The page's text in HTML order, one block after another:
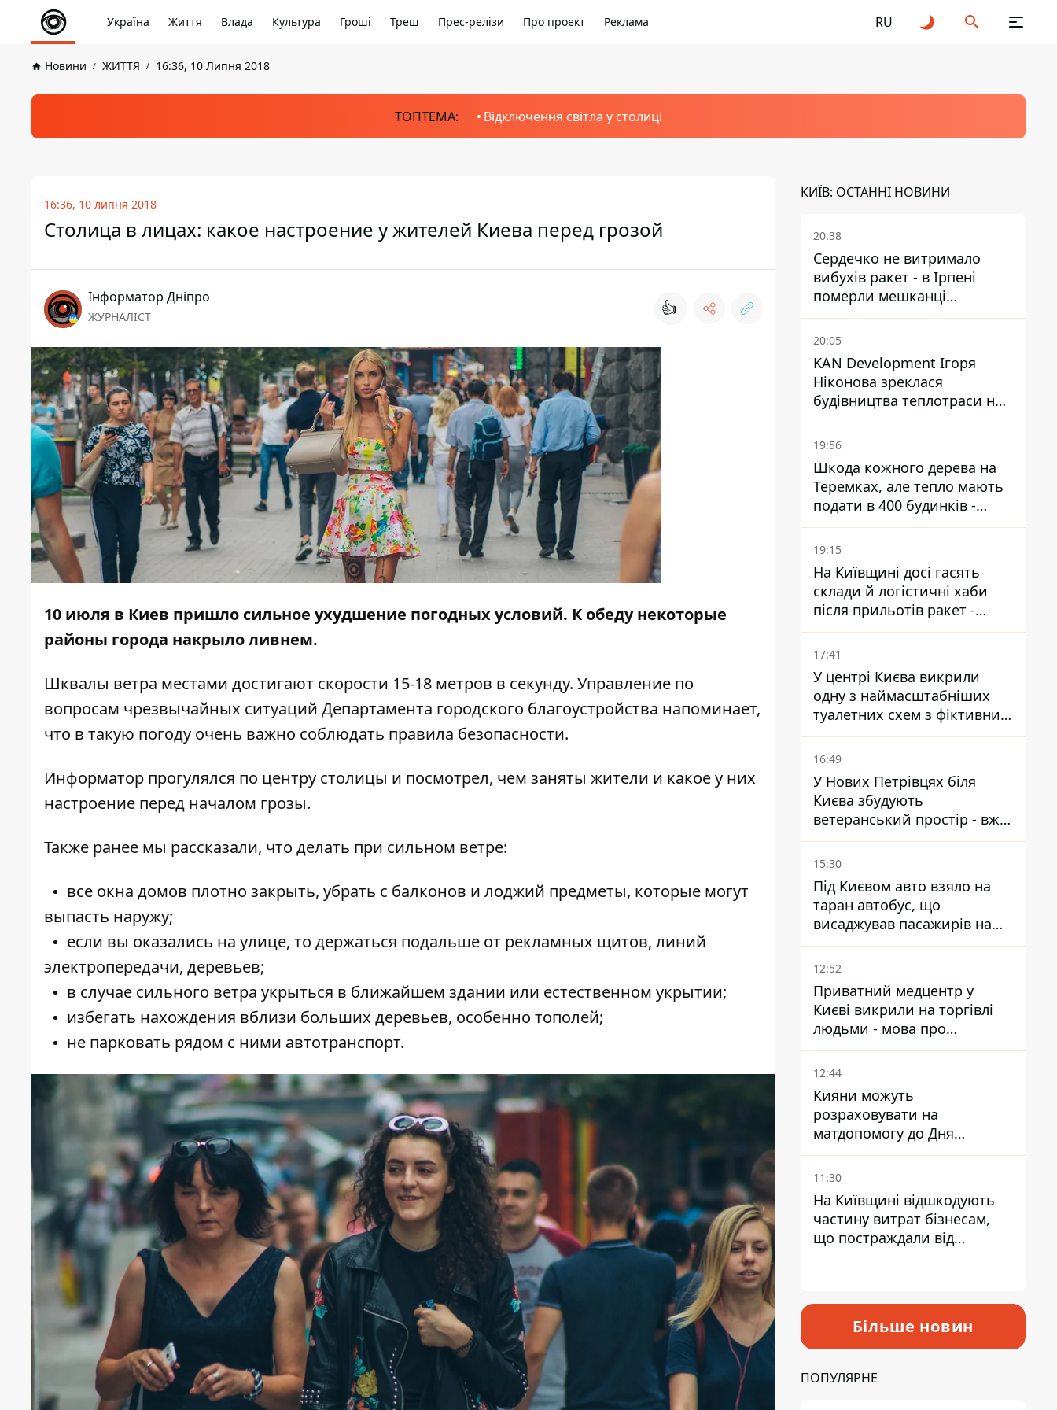
Україна Життя Влада Культура Гроші Треш Прес-релізи Про проект Реклама RU
Новини ЖИТТЯ 16:36, 10 Липня 2018
ТОПТЕМА: Відключення світла у столиці
16:36, 10 липня 2018
Столица в лицах: какое настроение у жителей Киева перед грозой
Інформатор Дніпро
ЖУРНАЛІСТ 👍
10 июля в Киев пришло сильное ухудшение погодных условий. К обеду некоторые
районы города накрыло ливнем.
Шквалы ветра местами достигают скорости 15-18 метров в секунду. Управление по
вопросам чрезвычайных ситуаций Департамента городского благоустройства напоминает,
что в такую погоду очень важно соблюдать правила безопасности.
Информатор прогулялся по центру столицы и посмотрел, чем заняты жители и какое у них
настроение перед началом грозы.
Также ранее мы рассказали, что делать при сильном ветре:
все окна домов плотно закрыть, убрать с балконов и лоджий предметы, которые могут
выпасть наружу;
если вы оказались на улице, то держаться подальше от рекламных щитов, линий
электропередачи, деревьев;
в случае сильного ветра укрыться в ближайшем здании или естественном укрытии;
избегать нахождения вблизи больших деревьев, особенно тополей;
не парковать рядом с ними автотранспорт.
КИЇВ: ОСТАННІ НОВИНИ
20:38
Сердечко не витримало
вибухів ракет - в Ірпені
померли мешканці
притулку для собак з
інвалідністю
20:05
KAN Development Ігоря
Ніконова зреклася
будівництва теплотраси на
Теремках
19:56
Шкода кожного дерева на
Теремках, але тепло мають
подати в 400 будинків -
депутатка Київради
19:15
На Київщині досі гасять
склади й логістичні хаби
після прильотів ракет -
ДСНС
17:41
У центрі Києва викрили
одну з наймасштабніших
туалетних схем з фіктивним
будинком
16:49
У Нових Петрівцях біля
Києва збудують
ветеранський простір - вже
знайшли проєктанта
15:30
Під Києвом авто взяло на
таран автобус, що
висаджував пасажирів на
зупинці - пасажирка в
лікарні
12:52
Приватний медцентр у
Києві викрили на торгівлі
людьми - мова про
сурогатне материнство
12:44
Кияни можуть
розраховувати на
матдопомогу до Дня
незалежності - кому її
дадуть
11:30
На Київщині відшкодують
частину витрат бізнесам,
що постраждали від
Більше новин
ПОПУЛЯРНЕ